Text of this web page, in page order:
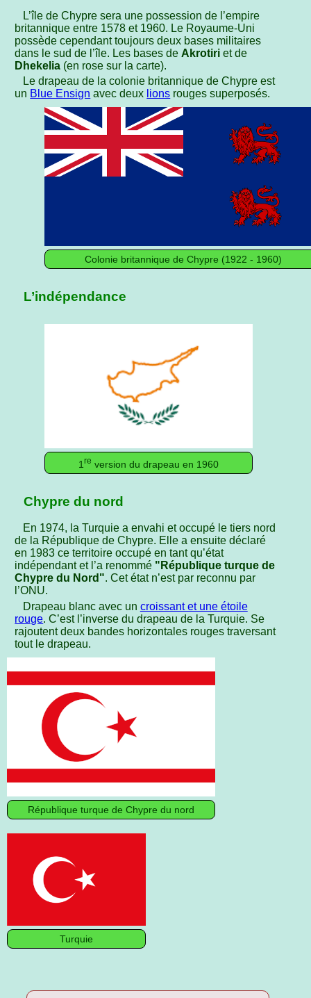
L’île de Chypre sera une possession de l’empire
britannique entre 1578 et 1960. Le Royaume-Uni
possède cependant toujours deux bases militaires
dans le sud de l’île. Les bases de Akrotiri et de
Dhekelia (en rose sur la carte).
Le drapeau de la colonie britannique de Chypre est
un Blue Ensign avec deux lions rouges superposés.
Colonie britannique de Chypre (1922 - 1960)
L’indépendance
1 re version du drapeau en 1960
Chypre du nord
En 1974, la Turquie a envahi et occupé le tiers nord
de la République de Chypre. Elle a ensuite déclaré
en 1983 ce territoire occupé en tant qu’état
indépendant et l’a renommé "République turque de
Chypre du Nord". Cet état n’est par reconnu par
l’ONU.
Drapeau blanc avec un croissant et une étoile
rouge. C’est l’inverse du drapeau de la Turquie. Se
rajoutent deux bandes horizontales rouges traversant
tout le drapeau.
République turque de Chypre du nord
Turquie